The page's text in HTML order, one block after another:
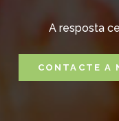
A resposta
CONTACTE A